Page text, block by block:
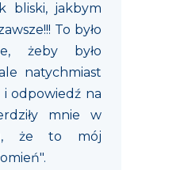
bliski, jakbym
To było
żeby było
natychmiast
i odpowiedź na
mnie w
że to mój